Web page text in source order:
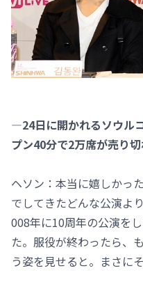
―24日に開かれるソウル
プン40分で2万席が売り切
ヘソン：本当に嬉しかっ
でしてきたどんな公演よ
008年に10周年の公演を
た。服役が終わったら、
う姿を見せると。まさに